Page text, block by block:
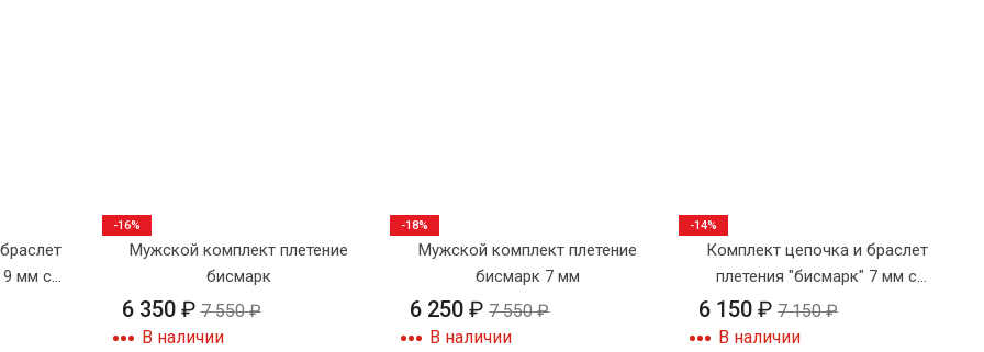
9 мм с
Мужской комплект плетение
бисмарк
6 350 ₽ 7 550₽
В наличии
-16%
Мужской комплект плетение
бисмарк 7 мм
6 250₽ 7 550₽
В наличии
-18%
Комплект цепочка и браслет
плетения "бисмарк" 7 мм с
крестиком №4
6 150₽ 7 150₽
В наличии
-14%